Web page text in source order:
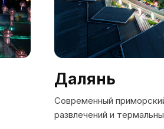
Далянь
Современный
развлечений и